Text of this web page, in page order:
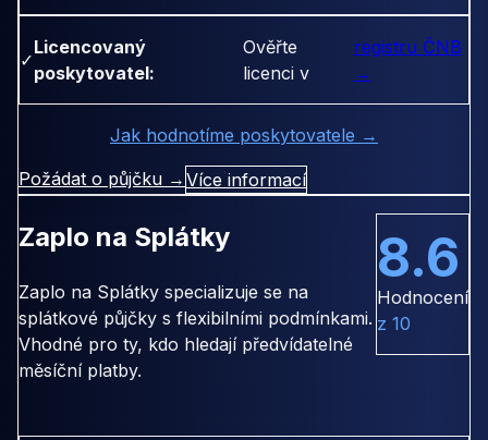
✓
Licencovaný
poskytovatel:
Ověřte
licenci v
registru ČNB
→
Jak hodnotíme poskytovatele →
Požádat o půjčku → Více informací
Zaplo na Splátky
Zaplo na Splátky specializuje se na
splátkové půjčky s flexibilními podmínkami.
Vhodné pro ty, kdo hledají předvídatelné
měsíční platby.
8.6
Hodnocení
z 10